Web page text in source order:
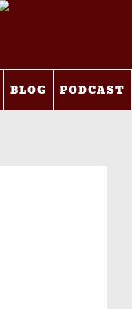
BLOG PODCAST